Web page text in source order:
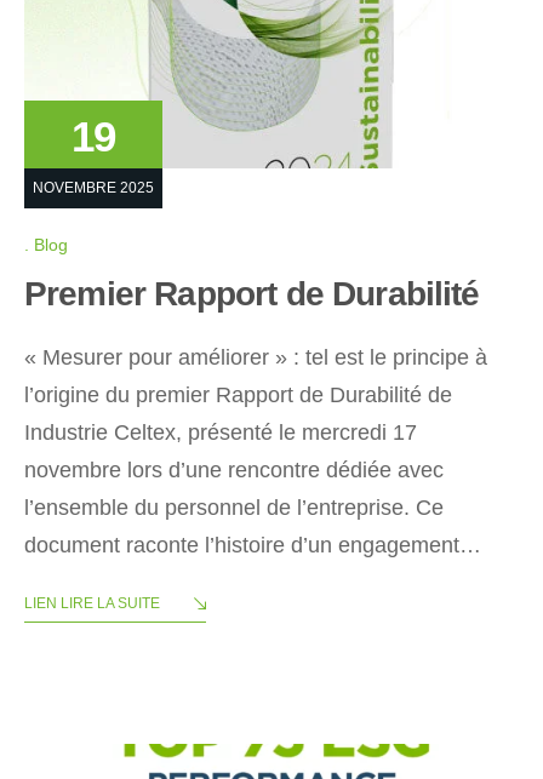
19
NOVEMBRE 2025
Blog
Premier Rapport de Durabilité
« Mesurer pour améliorer » : tel est le principe à
l’origine du premier Rapport de Durabilité de
Industrie Celtex, présenté le mercredi 17
novembre lors d’une rencontre dédiée avec
l’ensemble du personnel de l’entreprise. Ce
document raconte l’histoire d’un engagement…
LIEN LIRE LA SUITE